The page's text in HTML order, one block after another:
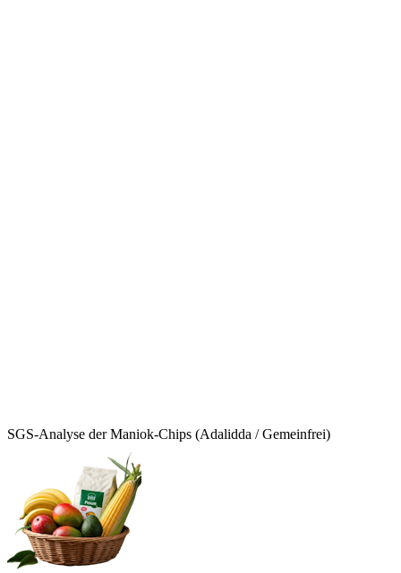
SGS-Analyse der Maniok-Chips (Adalidda / Gemeinfrei)